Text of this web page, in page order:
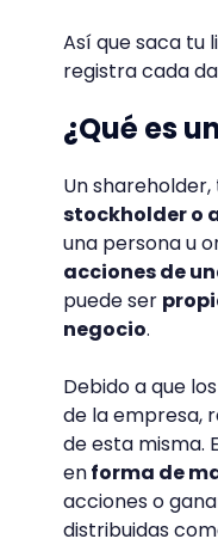
Así que saca tu
registra cada
¿Qué es
Un
stockholder o
una persona u
acciones de
puede ser
negocio.
Debido a que
de la empresa,
de esta misma.
enforma de
acciones o
distribuidas